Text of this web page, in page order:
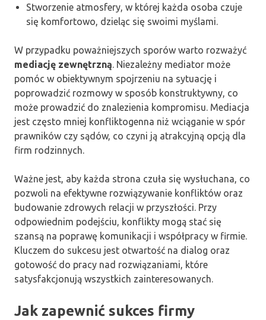
Stworzenie atmosfery, w której każda osoba czuje
się komfortowo, dzieląc się swoimi myślami.
W przypadku poważniejszych sporów warto rozważyć
mediację zewnętrzną . Niezależny mediator może
pomóc w obiektywnym spojrzeniu na sytuację i
poprowadzić rozmowy w sposób konstruktywny, co
może prowadzić do znalezienia kompromisu. Mediacja
jest często mniej konfliktogenna niż wciąganie w spór
prawników czy sądów, co czyni ją atrakcyjną opcją dla
firm rodzinnych.
Ważne jest, aby każda strona czuła się wysłuchana, co
pozwoli na efektywne rozwiązywanie konfliktów oraz
budowanie zdrowych relacji w przyszłości. Przy
odpowiednim podejściu, konflikty mogą stać się
szansą na poprawę komunikacji i współpracy w firmie.
Kluczem do sukcesu jest otwartość na dialog oraz
gotowość do pracy nad rozwiązaniami, które
satysfakcjonują wszystkich zainteresowanych.
Jak zapewnić sukces firmy